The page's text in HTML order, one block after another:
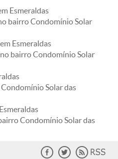
Esmeraldas
bairro Condomínio Solar
Esmeraldas
bairro Condomínio Solar
Solar das
Condomínio Solar das